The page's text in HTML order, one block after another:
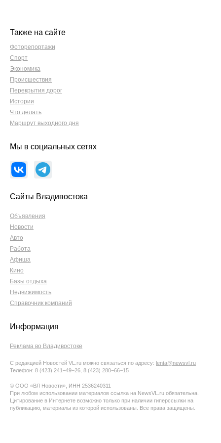
Также на сайте
Фоторепортажи
Спорт
Экономика
Происшествия
Перекрытия дорог
Истории
Что делать
Маршрут выходного дня
Мы в социальных сетях
Сайты Владивостока
Объявления
Новости
Авто
Работа
Афиша
Кино
Базы отдыха
Недвижимость
Справочник компаний
Информация
Реклама во Владивостоке
С редакцией Новостей VL.ru можно связаться по адресу: lenta@newsvl.ru
Телефон: 8 (423) 241−49−26, 8 (423) 280−66−15
© ООО «ВЛ Новости», ИНН 2536240311
При любом использовании материалов ссылка на NewsVL.ru обязательна.
Цитирование в Интернете возможно только при наличии гиперссылки на
публикацию, материалы из которой использованы. Все права защищены.